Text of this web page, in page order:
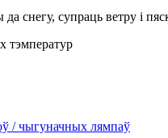
снегу, супраць ветру і
тэмператур